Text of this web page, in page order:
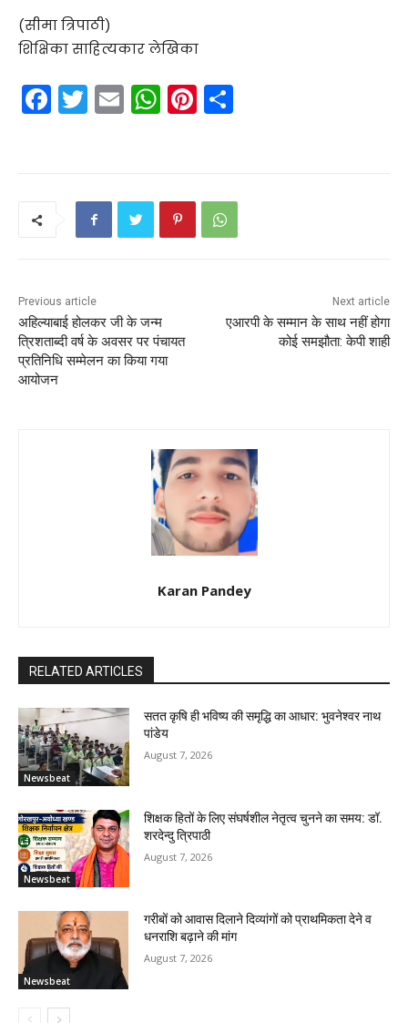
(सीमा त्रिपाठी)
शिक्षिका साहित्यकार लेखिका
F
a
k
T
w
E
m
W
h
A
p
Pi
nt
st
Previous article
अहिल्याबाई होलकर जी के जन्म
त्रिशताब्दी वर्ष के अवसर पर पंचायत
प्रतिनिधि सम्मेलन का किया गया
आयोजन
Next article
एआरपी के सम्मान के साथ नहीं होगा
कोई समझौता: केपी शाही
Karan Pandey
RELATED ARTICLES
Newsbeat
सतत कृषि ही भविष्य की समृद्धि का आधार: भुवनेश्वर नाथ
पांडेय
August 7, 2026
Newsbeat
शिक्षक हितों के लिए संघर्षशील नेतृत्व चुनने का समय: डॉ.
शरदेन्दु त्रिपाठी
August 7, 2026
Newsbeat
गरीबों को आवास दिलाने दिव्यांगों को प्राथमिकता देने व
धनराशि बढ़ाने की मांग
August 7, 2026